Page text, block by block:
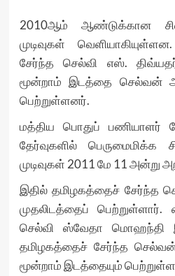
2010ஆம் ஆண்டுக்கான
முடிவுகள்
சேர்ந்த செல்வி எஸ்.
மூன்றாம் இடத்தை செல்வன்
பெற்றுள்ளனர்.
மத்திய பொதுப் பணியாளர்
தேர்வுகளில் பெருமைமிக்க
முடிவுகள் 2011 மே 11 அன்று
இதில் தமிழகத்தைச் சேர்ந்த
முதலிடத்தைப்
செல்வி ஸ்வேதா மொஹந்தி
தமிழகத்தைச் சேர்ந்த
மூன்றாம் இடத்தையும்